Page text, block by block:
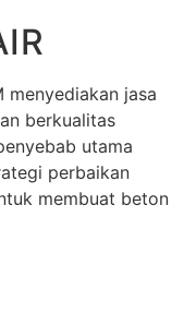
menyediakan jasa
berkualitas
utama
perbaikan
membuat beton